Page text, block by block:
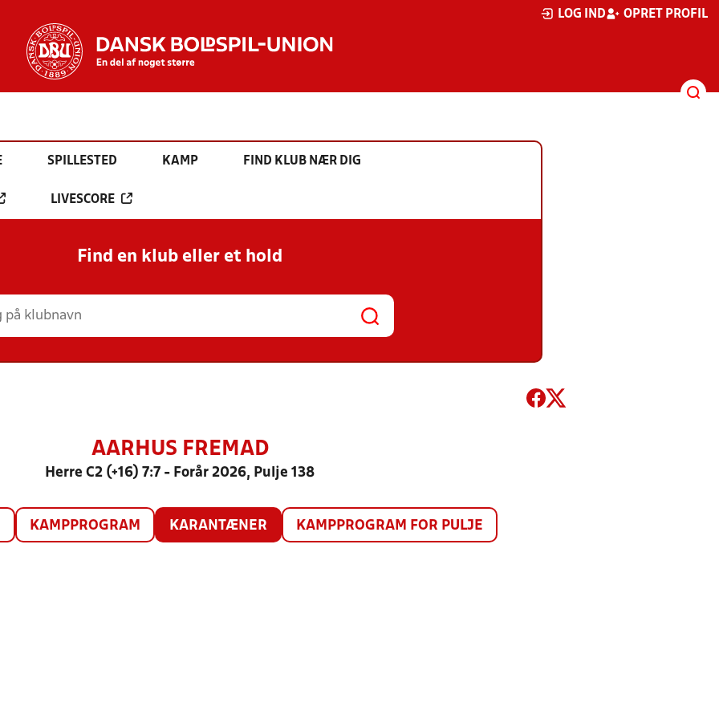
LOG IND OPRET PROFIL
SPILLESTED KAMP FIND KLUB NÆR DIG
LIVESCORE
Find en klub eller et hold
AARHUS FREMAD
Herre C2 (+16) 7:7 - Forår 2026, Pulje 138
KAMPPROGRAM KARANTÆNER KAMPPROGRAM FOR PULJE